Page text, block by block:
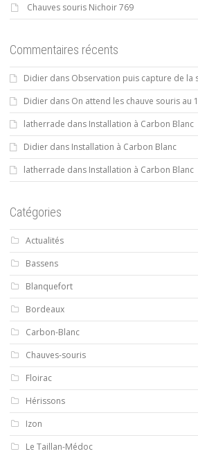
Chauves souris Nichoir 769
Commentaires récents
Didier dans Observation puis capture de la
Didier dans On attend les chauve souris au
latherrade dans Installation à Carbon Blanc
Didier dans Installation à Carbon Blanc
latherrade dans Installation à Carbon Blanc
Catégories
Actualités
Bassens
Blanquefort
Bordeaux
Carbon-Blanc
Chauves-souris
Floirac
Hérissons
Izon
Le Taillan-Médoc